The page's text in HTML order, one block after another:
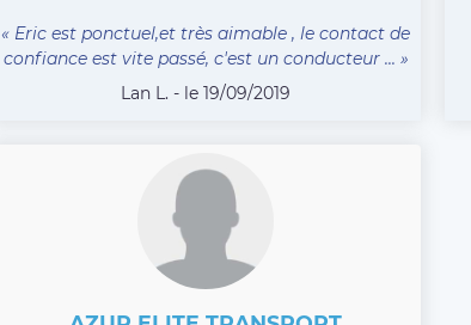
« Eric est ponctuel,et très aimable , le contact de
confiance est vite passé, c'est un conducteur ... »
Lan L. - le 19/09/2019